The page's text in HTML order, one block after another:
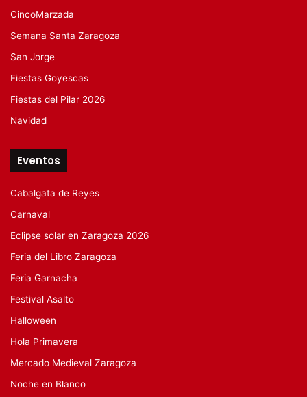
CincoMarzada
Semana Santa Zaragoza
San Jorge
Fiestas Goyescas
Fiestas del Pilar 2026
Navidad
Eventos
Cabalgata de Reyes
Carnaval
Eclipse solar en Zaragoza 2026
Feria del Libro Zaragoza
Feria Garnacha
Festival Asalto
Halloween
Hola Primavera
Mercado Medieval Zaragoza
Noche en Blanco